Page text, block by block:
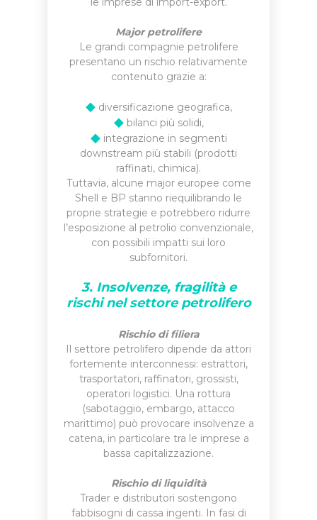
Major petrolifere
Le grandi compagnie petrolifere
presentano un rischio relativamente
contenuto grazie a:
◆diversificazione geografica,
◆bilanci più solidi,
◆integrazione in segmenti
downstream più stabili (prodotti
raffinati, chimica).
Tuttavia, alcune major europee come
Shell e BP stanno riequilibrando le
proprie strategie e potrebbero ridurre
l’esposizione al petrolio convenzionale,
con possibili impatti sui loro
subfornitori.
3. Insolvenze, fragilità e
rischi nel settore petrolifero
Rischio di filiera
Il settore petrolifero dipende da attori
fortemente interconnessi: estrattori,
trasportatori, raffinatori, grossisti,
operatori logistici. Una rottura
(sabotaggio, embargo, attacco
marittimo) può provocare insolvenze a
catena, in particolare tra le imprese a
bassa capitalizzazione.
Rischio di liquidità
Trader e distributori sostengono
fabbisogni di cassa ingenti. In fasi di